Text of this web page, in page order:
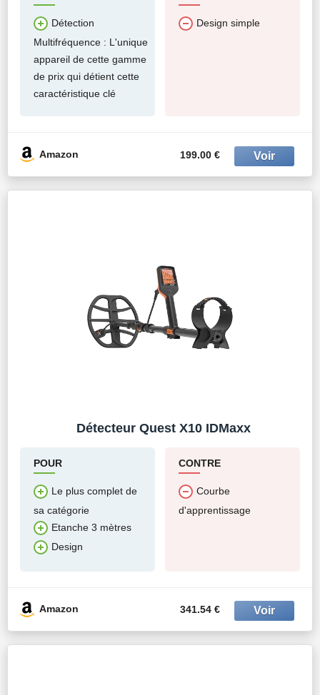
Détection
Multifréquence : L'unique
appareil de cette gamme
de prix qui détient cette
caractéristique clé
Design simple
Amazon 199.00 €
Détecteur Quest X10 IDMaxx
POUR
Le plus complet de
sa catégorie
Etanche 3 mètres
Design
CONTRE
Courbe
d'apprentissage
Amazon 341.54 €